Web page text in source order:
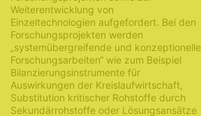
Weiterentwicklung von
Einzeltechnologien aufgefordert. Bei den
Forschungsprojekten werden
„systemübergreifende und konzeptionelle
Forschungsarbeiten“ wie zum Beispiel
Bilanzierungsinstrumente für
Auswirkungen der Kreislaufwirtschaft,
Substitution kritischer Rohstoffe durch
Sekundärrohstoffe oder Lösungsansätze